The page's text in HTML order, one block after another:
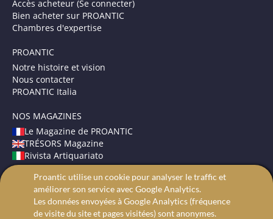
Accès acheteur (Se connecter)
Bien acheter sur PROANTIC
Chambres d'expertise
PROANTIC
Notre histoire et vision
Nous contacter
PROANTIC Italia
NOS MAGAZINES
Le Magazine de PROANTIC
TRÉSORS Magazine
Rivista Artiquariato
CONDITIONS GÉNÉRALES
Mentions légales
Protection des données
Proantic utilise un cookie pour analyser le traffic et
améliorer son service avec Google Analytics.
Les données envoyées à Google Analytics (fréquence
de visite du site et pages visitées) sont anonymes.